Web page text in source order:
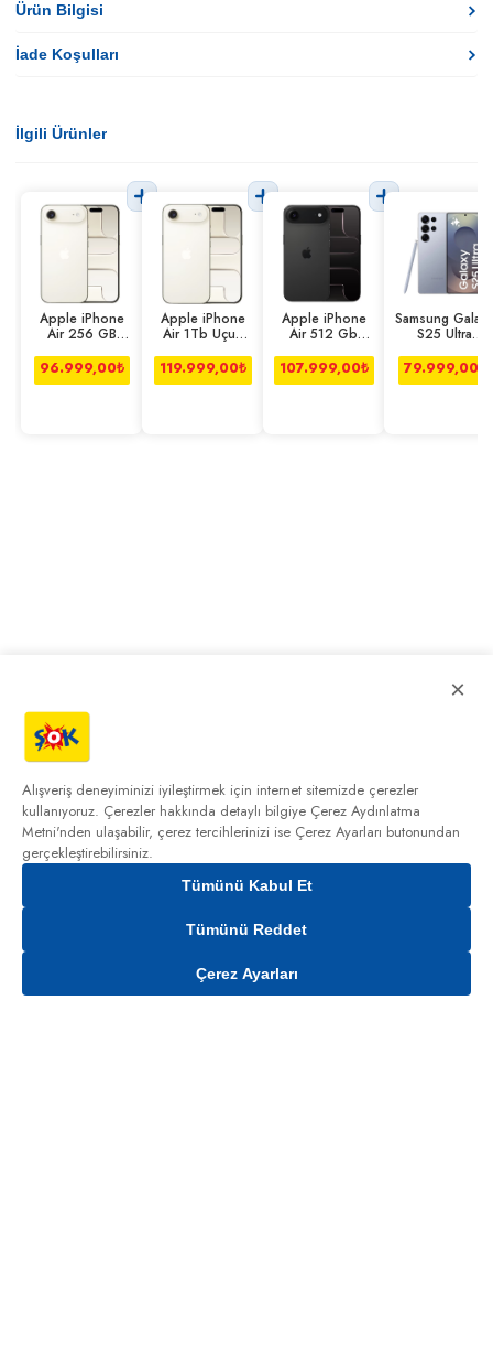
Gelince Haber Ver
Ürün Bilgisi
İade Koşulları
İlgili Ürünler
Apple iPhone
Air 256 GB
96.999,00₺
Apple iPhone
Air 1Tb Uçuk
119.999,00₺
Apple iPhone
Air 512 Gb
107.999,00₺
Samsung Galaxy
S25 Ultra
Titanyum Mavi
79.999,00
×
Alışveriş deneyiminizi iyileştirmek için internet sitemizde çerezler
kullanıyoruz. Çerezler hakkında detaylı bilgiye Çerez Aydınlatma
Metni'nden ulaşabilir, çerez tercihlerinizi ise Çerez Ayarları butonundan
gerçekleştirebilirsiniz.
Tümünü Kabul Et
Tümünü Reddet
Çerez Ayarları